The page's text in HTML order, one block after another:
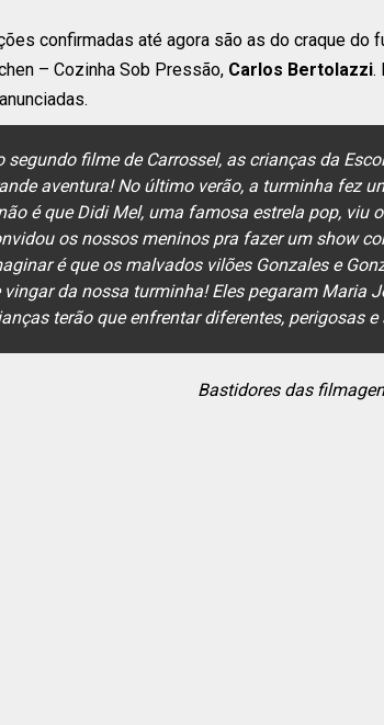
confirmadas até agora são as do craque do
– Cozinha Sob Pressão, Carlos Bertolazzi.
segundo filme de Carrossel, as crianças da
aventura! No último verão, a turminha fez
é que Didi Mel, uma famosa estrela pop, viu
os nossos meninos pra fazer um show
é que os malvados vilões Gonzales e
vingar da nossa turminha! Eles pegaram Maria
terão que enfrentar diferentes, perigosas
Bastidores das